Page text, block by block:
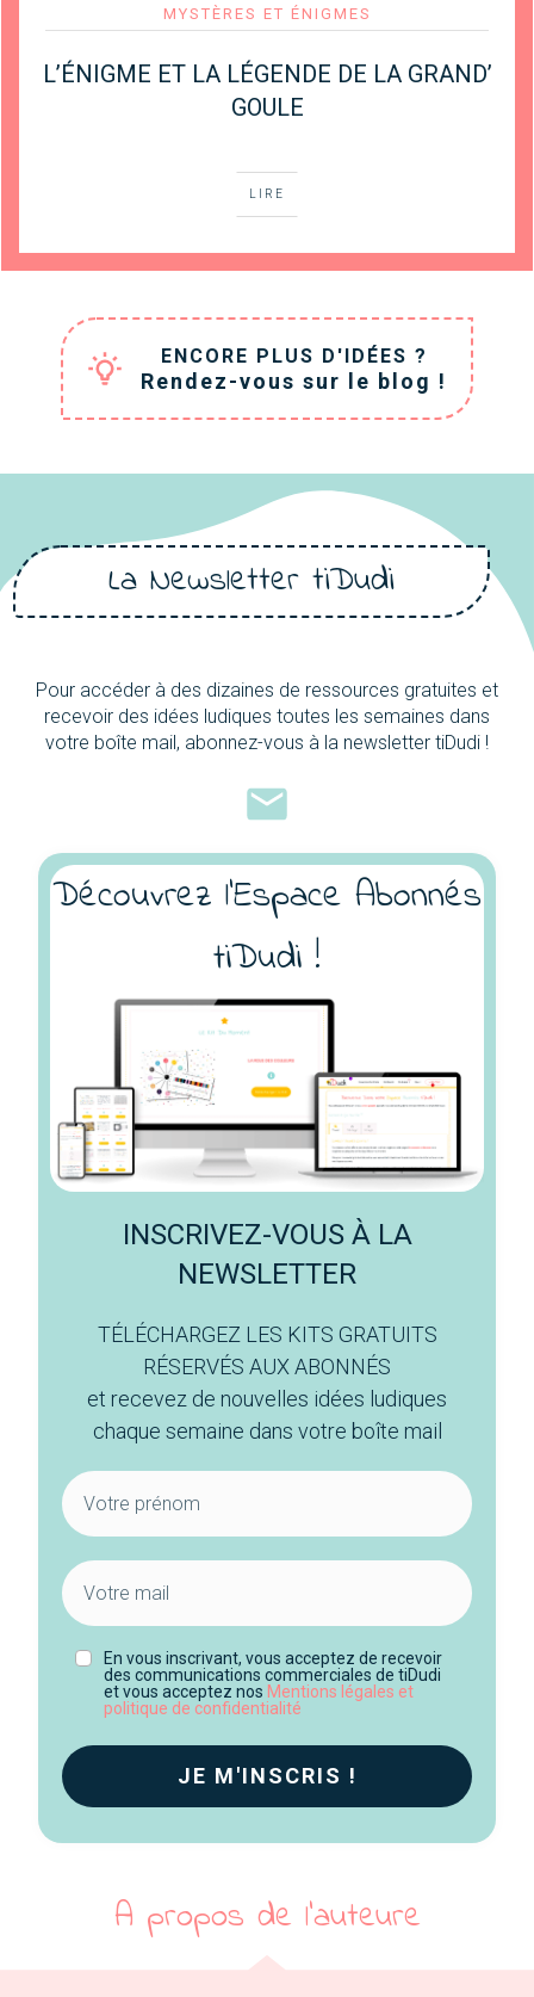
MYSTÈRES ET ÉNIGMES
L’ÉNIGME ET LA LÉGENDE DE LA GRAND’
GOULE
LIRE
ENCORE PLUS D'IDÉES ?
Rendez-vous sur le blog !
La Newsletter tiDudi
Pour accéder à des dizaines de ressources gratuites et
recevoir des idées ludiques toutes les semaines dans
votre boîte mail, abonnez-vous à la newsletter tiDudi !
Découvrez l'Espace Abonnés
tiDudi !
INSCRIVEZ-VOUS À LA
NEWSLETTER
TÉLÉCHARGEZ LES KITS GRATUITS
RÉSERVÉS AUX ABONNÉS
et recevez de nouvelles idées ludiques
chaque semaine dans votre boîte mail
En vous inscrivant, vous acceptez de recevoir
des communications commerciales de tiDudi
et vous acceptez nos Mentions légales et
politique de confidentialité
JE M'INSCRIS !
A propos de l'auteure